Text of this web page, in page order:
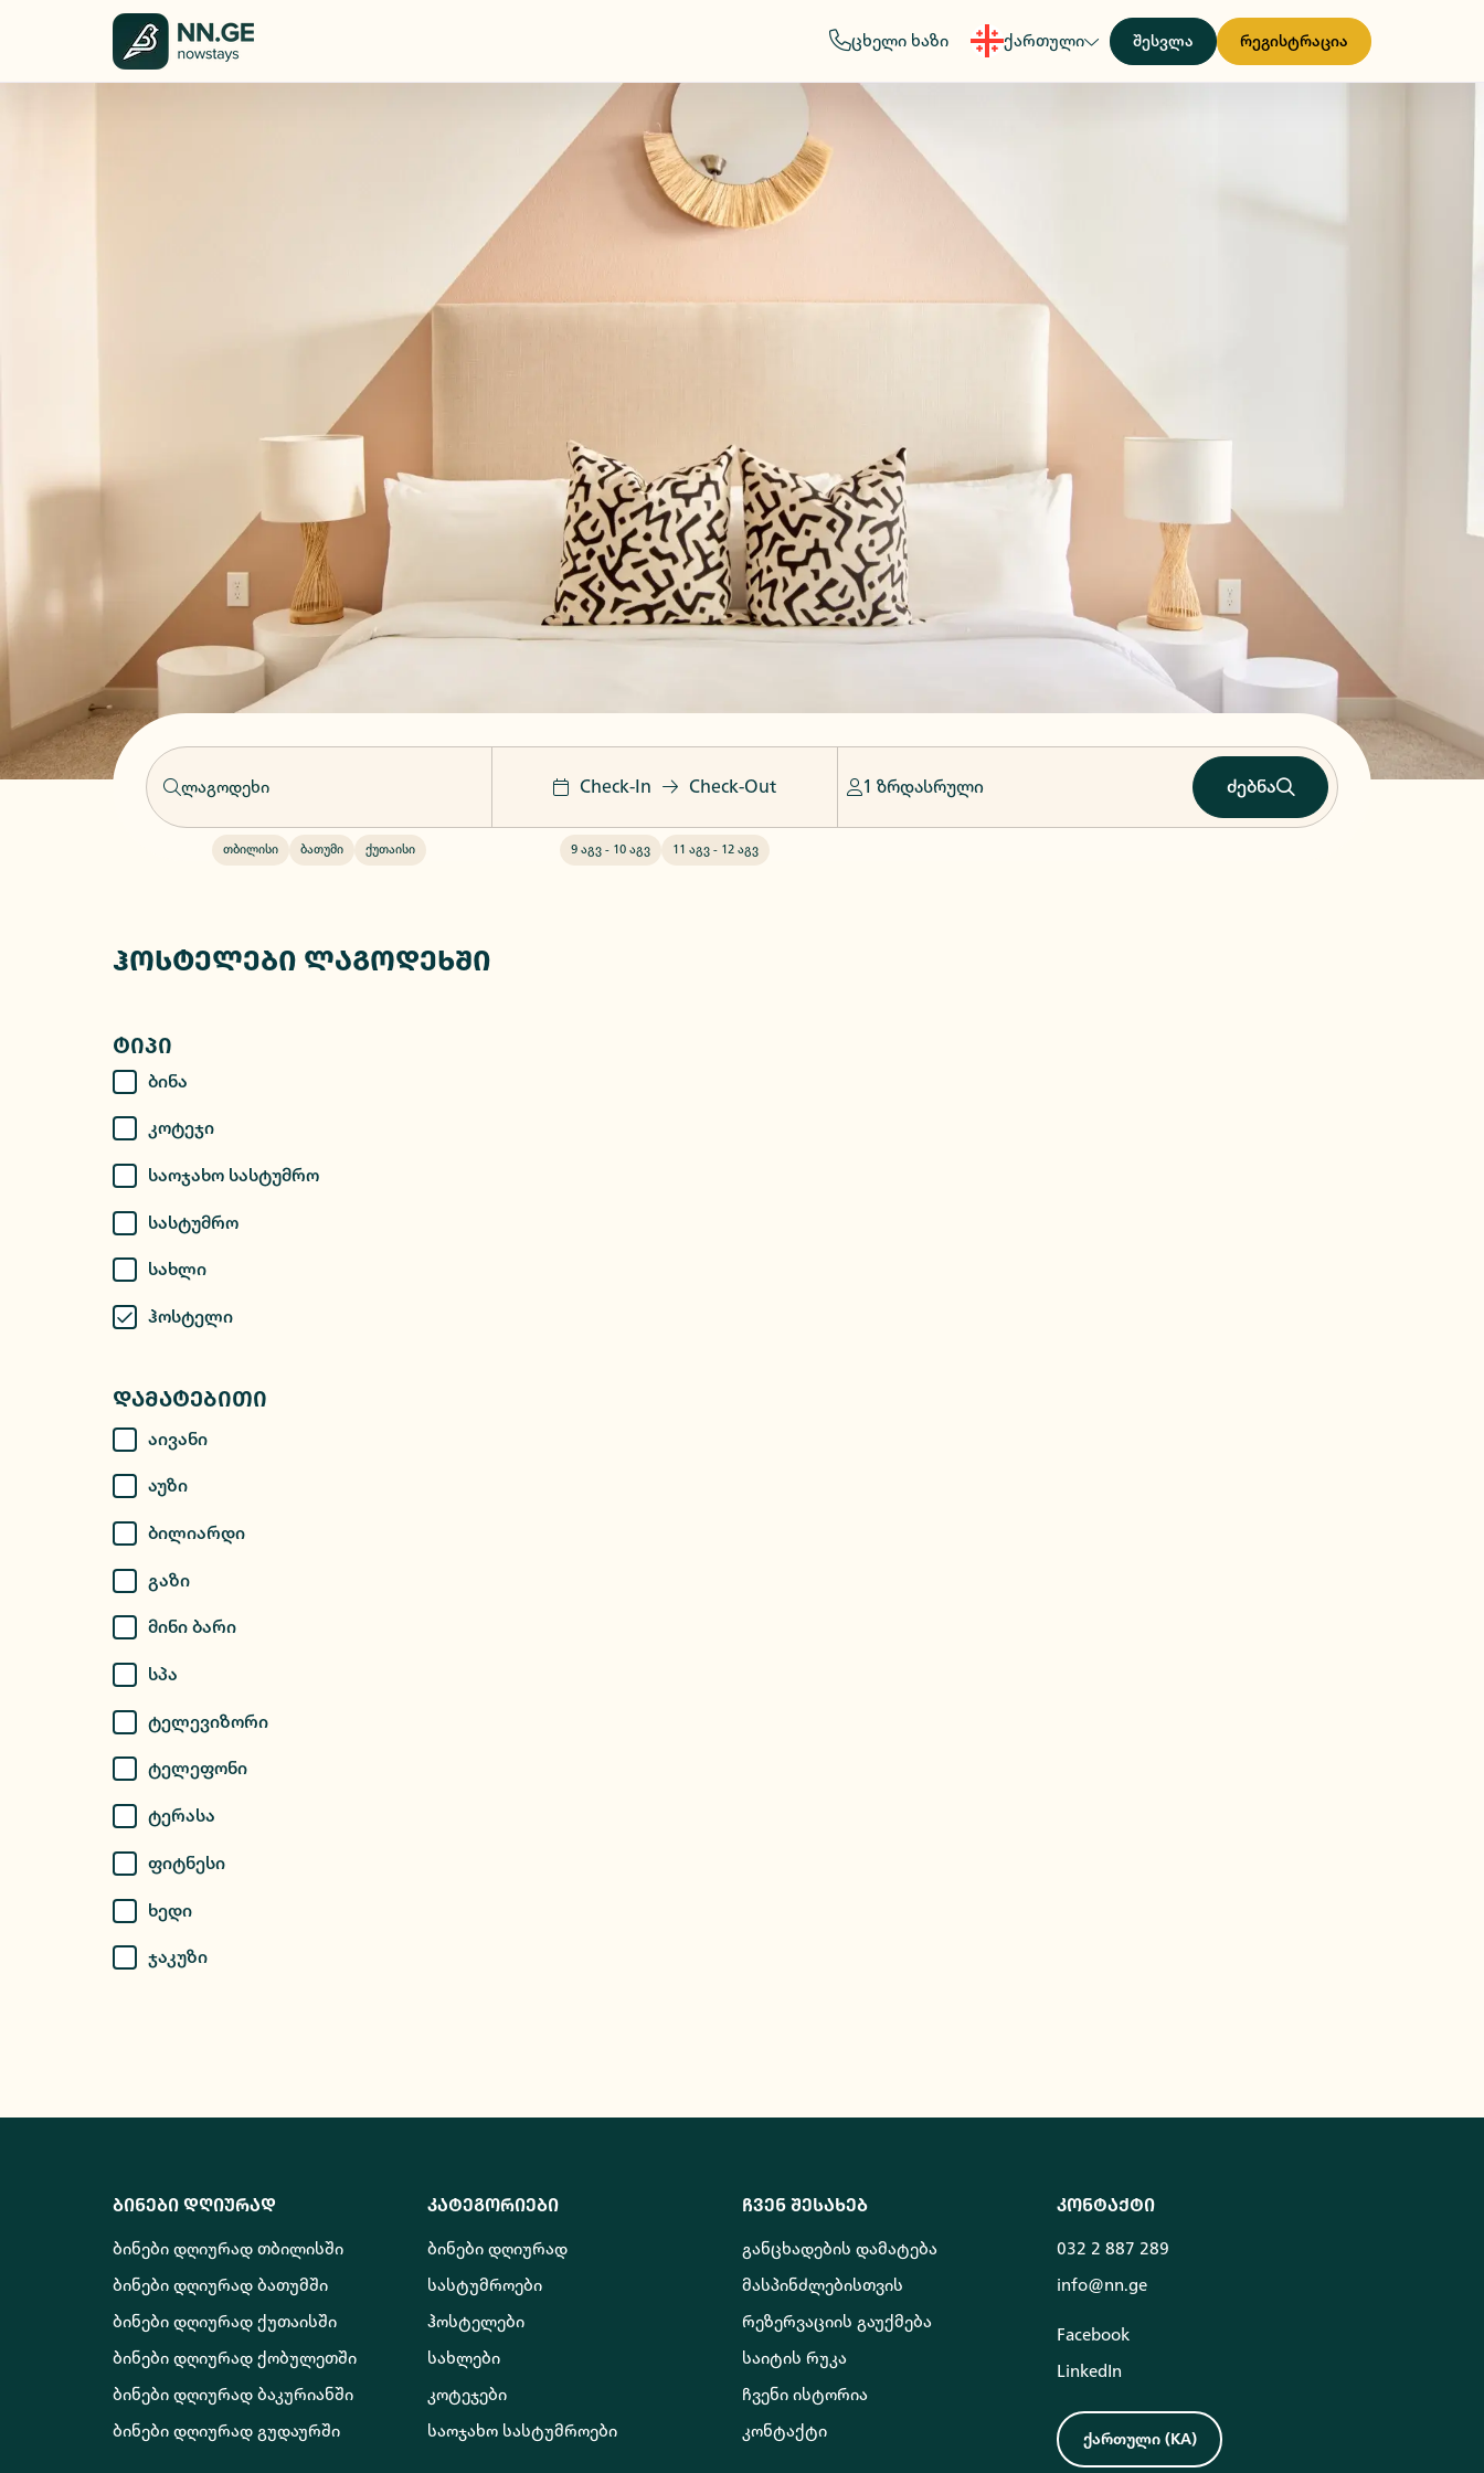
ცხელი ხაზი ქართული შესვლა რეგისტრაცია
თბილისი ბათუმი ქუთაისი
Check-In Check-Out
9 აგვ - 10 აგვ 11 აგვ - 12 აგვ
1 ზრდასრული ძებნა
ჰოსტელები ლაგოდეხში
Ტიპი
Ბინა
Კოტეჯი
Საოჯახო Სასტუმრო
Სასტუმრო
Სახლი
Ჰოსტელი
Დამატებითი
Აივანი
Აუზი
Ბილიარდი
Გაზი
Მინი Ბარი
Სპა
Ტელევიზორი
Ტელეფონი
Ტერასა
Ფიტნესი
Ხედი
Ჯაკუზი
ბინები დღიურად
ბინები დღიურად თბილისში
ბინები დღიურად ბათუმში
ბინები დღიურად ქუთაისში
ბინები დღიურად ქობულეთში
ბინები დღიურად ბაკურიანში
ბინები დღიურად გუდაურში
კატეგორიები
ბინები დღიურად
სასტუმროები
ჰოსტელები
სახლები
კოტეჯები
საოჯახო სასტუმროები
ჩვენ შესახებ
განცხადების დამატება
მასპინძლებისთვის
რეზერვაციის გაუქმება
საიტის რუკა
ჩვენი ისტორია
კონტაქტი
კონტაქტი
032 2 887 289
info@nn.ge
Facebook
LinkedIn
ქართული (KA)